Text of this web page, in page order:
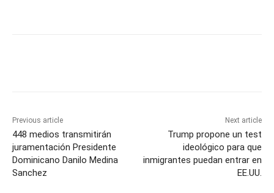
Previous article
448 medios transmitirán
juramentación Presidente
Dominicano Danilo Medina
Sanchez
Next article
Trump propone un test
ideológico para que
inmigrantes puedan entrar en
EE.UU.